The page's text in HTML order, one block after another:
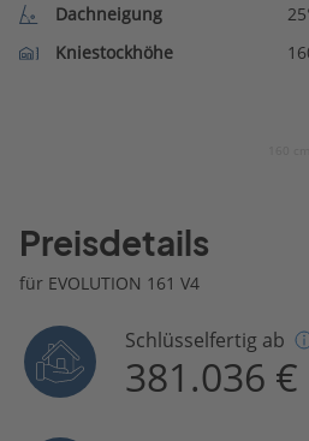
Dachneigung
Kniestockhöhe
Preisdetails
für EVOLUTION 161 V4
Schlüsselfertig ab
381.036 €